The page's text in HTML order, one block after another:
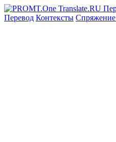
Перевод Контексты Спряжение